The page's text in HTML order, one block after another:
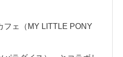
フェ（MY LITTLE PONY